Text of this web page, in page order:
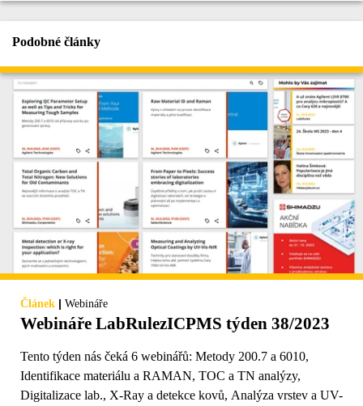
Podobné články
Článek | Webináře
Webináře LabRulezICPMS týden 38/2023
Tento týden nás čeká 6 webinářů: Metody 200.7 a 6010,
Identifikace materiálu a RAMAN, TOC a TN analýzy,
Digitalizace lab., X-Ray a detekce kovů, Analýza vrstev a UV-